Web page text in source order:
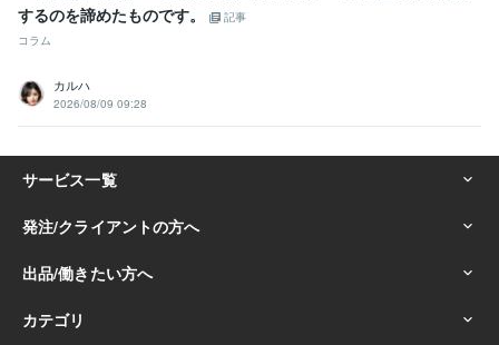
するのを諦めたものです。
記事
コラム
カルハ
2026/08/09 09:28